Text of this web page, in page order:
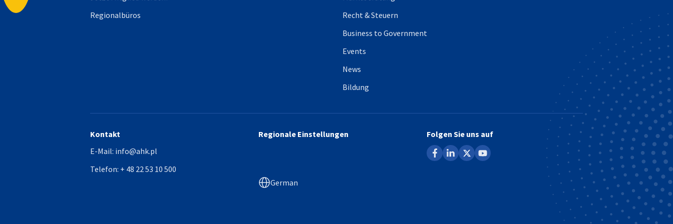
Bildbeschreibung nicht verfügbar
Regionalbüros
Recht & Steuern
Business to Government
Events
News
Bildung
Kontakt
E-Mail: info@ahk.pl
Telefon: + 48 22 53 10 500
Regionale Einstellungen
German
Folgen Sie uns auf
facebook
linkedin
x youtube